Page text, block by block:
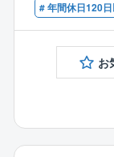
工により新た
【同社の特徴
〈ポテンシ
■入社後に担
て監督的な立
が必要となり
# 年間休日120
お